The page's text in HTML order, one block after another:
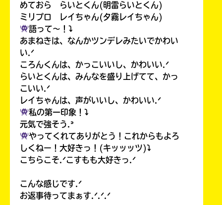
めておら らいとくん(明雷らいとくん)
ミリプロ レイちゃん(夕霧レイちゃん)
語って〜！⤵︎
あまねきは、なんかツンデレみたいでかわい
い.ᐟ
ころんくんは、かっこいいし、かわいい.ᐟ
らいとくんは、みんなを盛り上げてて、かっ
こいい.ᐟ
レイちゃんは、声がいいし、かわいい.ᐟ
私の第一印象！⤵︎
元気で強そう.ᐣ
やってくれてありがとう！これからもよろ
しくねー！大好きっ！(キッッッツ)⤵︎
こちらこそ.ᐟこすもも大好きっ.ᐟ
こんな感じです.ᐟ
お返事待ってまぁす.ᐟ.ᐟ.ᐟ